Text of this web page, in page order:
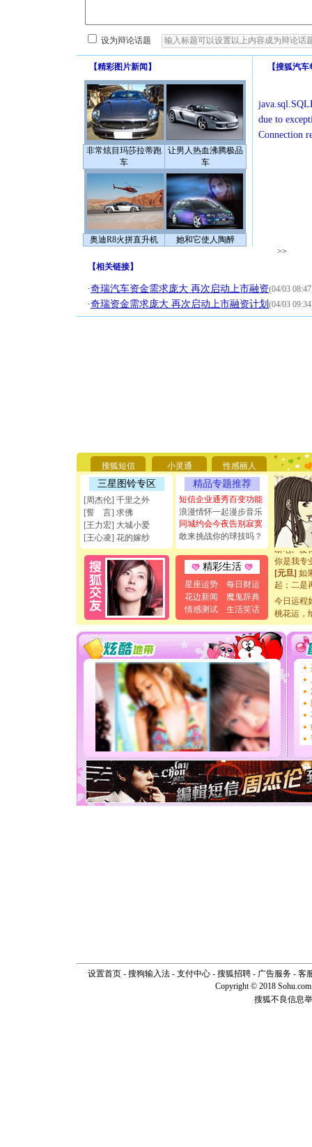
设为辩论话题
【精彩图片新闻 】
非常炫目玛莎拉蒂跑
车
让男人热血沸腾极品
车
奥迪R8火拼直升机 她和它使人陶醉
【搜狐汽车
due to
Connection
>>
【相关链接】
·奇瑞汽车资金需求庞大 再次启动上市融资(04/03
·奇瑞资金需求庞大 再次启动上市融资计划 (04/03
搜狐短信 小灵通 性感丽人
三星图铃专区
[周杰伦] 千里之外
[誓 言] 求佛
[王力宏] 大城小爱
[王心凌] 花的嫁纱
精品专题推荐
短信企业通秀百变功能
浪漫情怀一起漫步音乐
同城约会今夜告别寂寞
敢来挑战你的球技吗？
精彩生活
星座运势
每日财运
花边新闻
魔鬼辞典
情感测试
生活笑话
要平安
[圣诞节]
能正大光
天都要快
[圣诞节]
如意,快
[元旦]看
断电。爱
你是我专
[元旦] 如
起；二是
离。水晶
[元旦]当
泣，这痛
卖了。水
[春节]风
颜！冬
道一声
[春节]
片叶子
送你一
[圣诞节]
你太多
要平安
[圣诞节]
能正大光
天都要快
[圣诞节]
如意,快
[元旦]看
送你一棵
今日运程
桃花运，
设置首页- 搜狗输入法- 支付中心- 搜狐招聘- 广告服务- 客
Copyright © 2018
搜狐不良信息